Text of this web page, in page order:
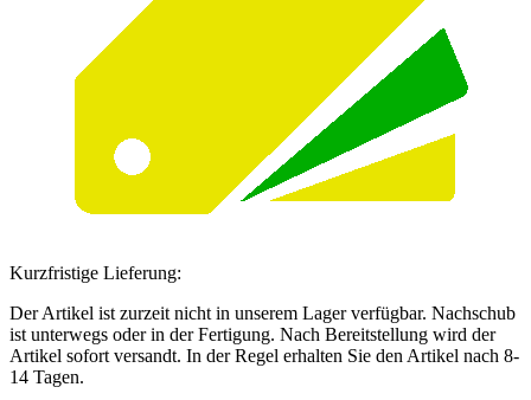
Kurzfristige Lieferung:
Der Artikel ist zurzeit nicht in unserem Lager verfügbar. Nachschub
ist unterwegs oder in der Fertigung. Nach Bereitstellung wird der
Artikel sofort versandt. In der Regel erhalten Sie den Artikel nach 8-
14 Tagen.